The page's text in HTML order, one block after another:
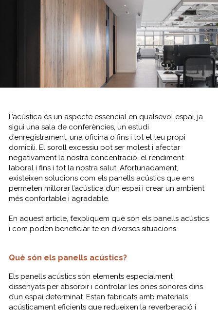
L’acústica és un aspecte essencial en qualsevol espai, ja
sigui una sala de conferències, un estudi
d’enregistrament, una oficina o fins i tot el teu propi
domicili. El soroll excessiu pot ser molest i afectar
negativament la nostra concentració, el rendiment
laboral i fins i tot la nostra salut. Afortunadament,
existeixen solucions com els panells acústics que ens
permeten millorar l’acústica d’un espai i crear un ambient
més confortable i agradable.
En aquest article, t’expliquem què són els panells acústics
i com poden beneficiar-te en diverses situacions.
Què són els panells acústics?
Els panells acústics són elements especialment
dissenyats per absorbir i controlar les ones sonores dins
d’un espai determinat. Estan fabricats amb materials
acústicament eficients que redueixen la reverberació i